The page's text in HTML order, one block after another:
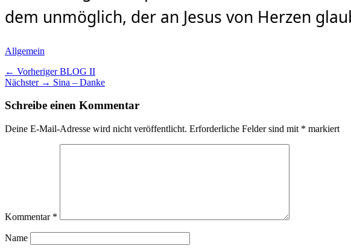
dem unmöglich, der an Jesus von Herzen
Kategorien
Allgemein
Beitragsnavigation
← Vorheriger Vorheriger
Beitrag:
BLOG II
Nächster → Nächster
Sina – Danke
Schreibe einen Kommentar
Deine E-Mail-Adresse wird nicht veröffentlicht. Erforderliche Felder sind mit * markiert
Kommentar *
Name